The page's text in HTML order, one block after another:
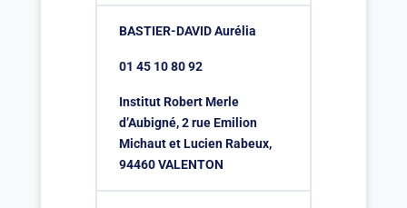
BASTIER-DAVID Aurélia
01 45 10 80 92
Institut Robert Merle
d’Aubigné, 2 rue Emilion
Michaut et Lucien Rabeux,
94460 VALENTON